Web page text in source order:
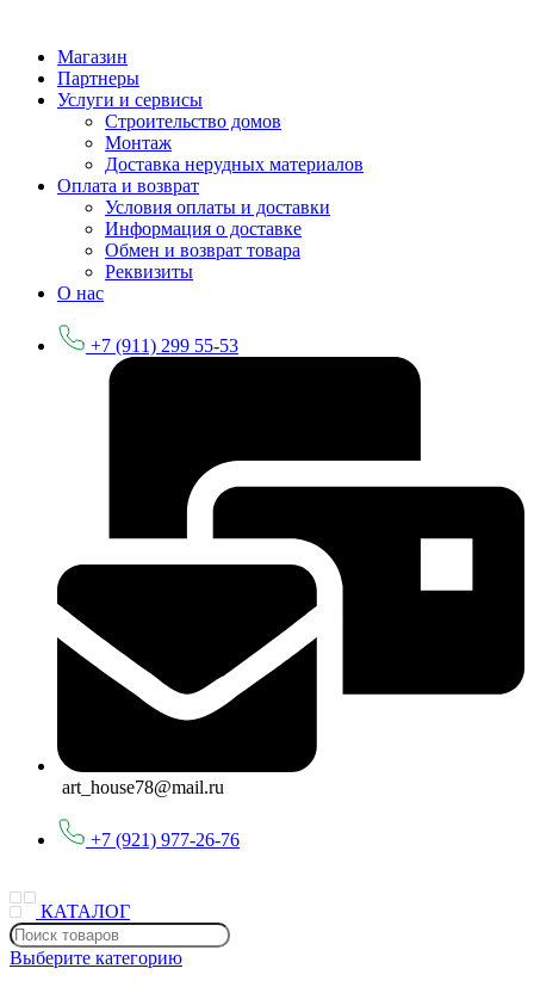
Магазин
Партнеры
Услуги и сервисы
Строительство домов
Монтаж
Доставка нерудных материалов
Оплата и возврат
Условия оплаты и доставки
Информация о доставке
Обмен и возврат товара
Реквизиты
О нас
+7 (911) 299 55-53
art_house78@mail.ru
+7 (921) 977-26-76
КАТАЛОГ
Выберите категорию